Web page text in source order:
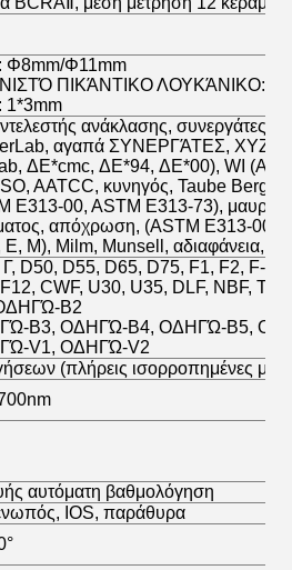
Φ8mm/Φ11mm
ΠΙΚΆΝΤΙΚΟ ΛΟΥΚΆΝΙΚΟ:
1*3mm
ανάκλασης, συνεργάτες-
αγαπά ΣΥΝΕΡΓΆΤΕΣ, XYZ,
ΔE*cmc, ΔE*94, ΔE*00), WI
AATCC, κυνηγός, Taube
E313-00, ASTM E313-73),
απόχρωση, (ASTM E313-00),
Ε, Μ), Milm, Munsell, αδιαφάνεια,
D50, D55, D65, D75, F1, F2, F-3,
F12, CWF, U30, U35, DLF, NBF,
B2
B3, ΟΔΗΓΏ-B4, ΟΔΗΓΏ-B5,
V1, ΟΔΗΓΏ-V2
(πλήρεις ισορροπημένες
αυτόματη βαθμολόγηση
IOS, παράθυρα